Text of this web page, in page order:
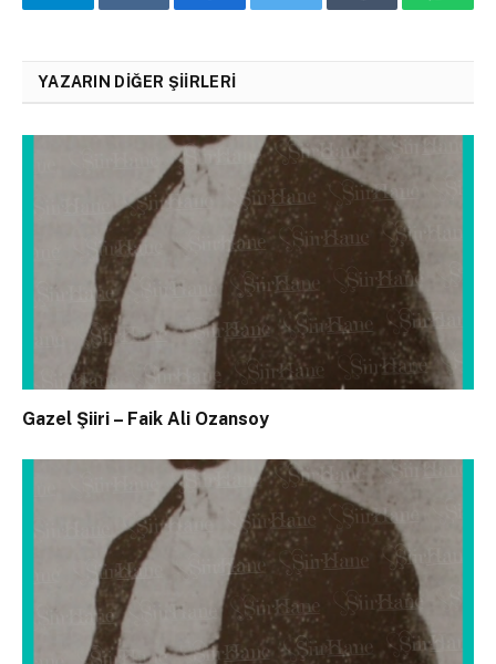
YAZARIN DIĞER ŞIIRLERI
Gazel Şiiri – Faik Ali Ozansoy